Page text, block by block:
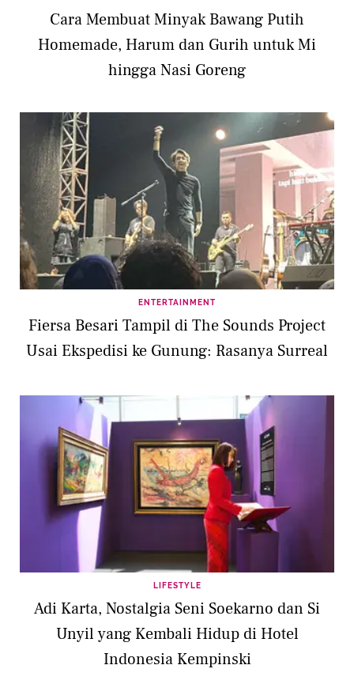
Cara Membuat Minyak Bawang Putih
Homemade, Harum dan Gurih untuk Mi
hingga Nasi Goreng
ENTERTAINMENT
Fiersa Besari Tampil di The Sounds Project
Usai Ekspedisi ke Gunung: Rasanya Surreal
LIFESTYLE
Adi Karta, Nostalgia Seni Soekarno dan Si
Unyil yang Kembali Hidup di Hotel
Indonesia Kempinski